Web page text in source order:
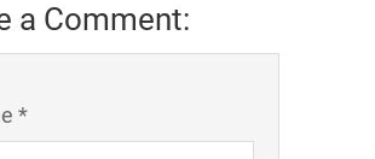
a Comment:
*